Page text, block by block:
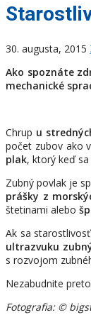
30. augusta, 2015
Ako spoznáte
mechanické
Chrup u
počet zubov ako
plak, ktorý keď
Zubný povlak je
prášky z
štetinami alebo
Ak sa
ultrazvuku
s rozvojom
Nezabudnite
Fotografia: ©